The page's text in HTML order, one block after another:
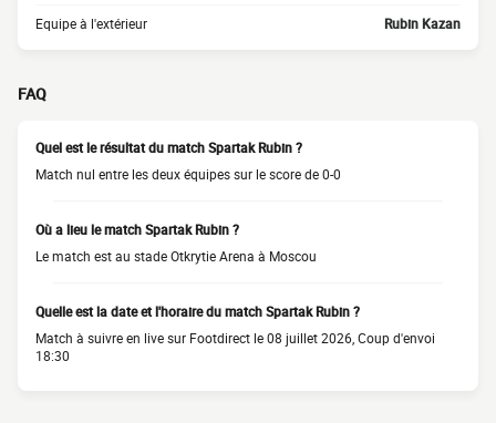
Equipe à l'extérieur Rubin Kazan
FAQ
Quel est le résultat du match Spartak Rubin ?
Match nul entre les deux équipes sur le score de 0-0
Où a lieu le match Spartak Rubin ?
Le match est au stade Otkrytie Arena à Moscou
Quelle est la date et l'horaire du match Spartak Rubin ?
Match à suivre en live sur Footdirect le 08 juillet 2026, Coup d'envoi
18:30